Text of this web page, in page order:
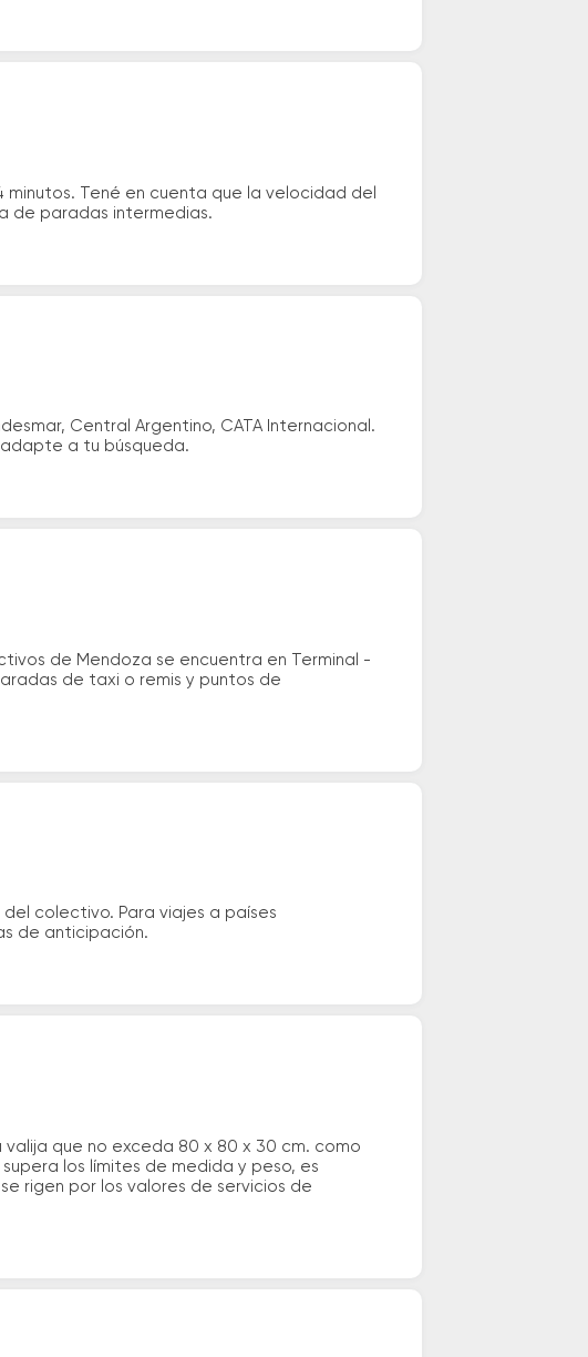
Tené en cuenta que la velocidad del
de paradas intermedias.
Central Argentino, CATA Internacional.
a tu búsqueda.
de Mendoza se encuentra en Terminal -
de taxi o remis y puntos de
colectivo. Para viajes a países
de anticipación.
que no exceda 80 x 80 x 30 cm. como
los límites de medida y peso, es
rigen por los valores de servicios de